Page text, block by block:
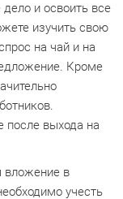
дело и освоить все
изучить свою
на чай и на
Кроме
выхода на
вложение в
учесть